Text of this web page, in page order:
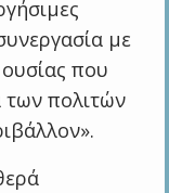
με
που
των πολιτών